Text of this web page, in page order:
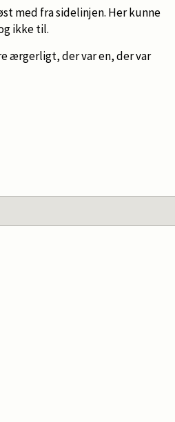
med fra sidelinjen. Her kunne
ikke til.
ærgerligt, der var en, der var